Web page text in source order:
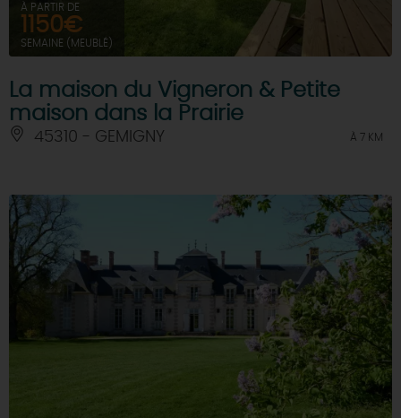
À PARTIR DE
1150€
SEMAINE (MEUBLÉ)
La maison du Vigneron & Petite
maison dans la Prairie
45310 - GEMIGNY À 7 KM